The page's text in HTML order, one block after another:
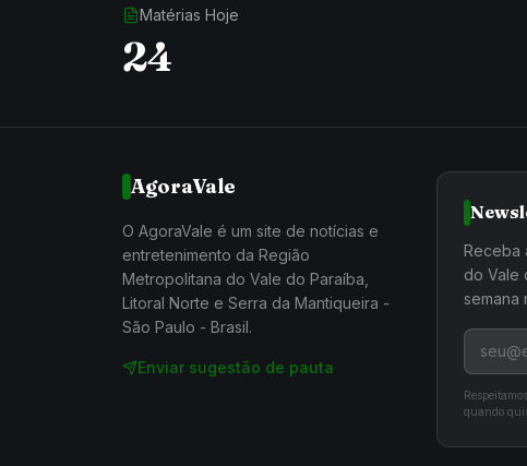
Matérias Hoje
24
AgoraVale
O AgoraVale é um site de notícias e
entretenimento da Região
Metropolitana do Vale do Paraíba,
Litoral Norte e Serra da Mantiqueira -
São Paulo - Brasil.
Enviar sugestão de pauta
Receba
do Vale
semana
quando